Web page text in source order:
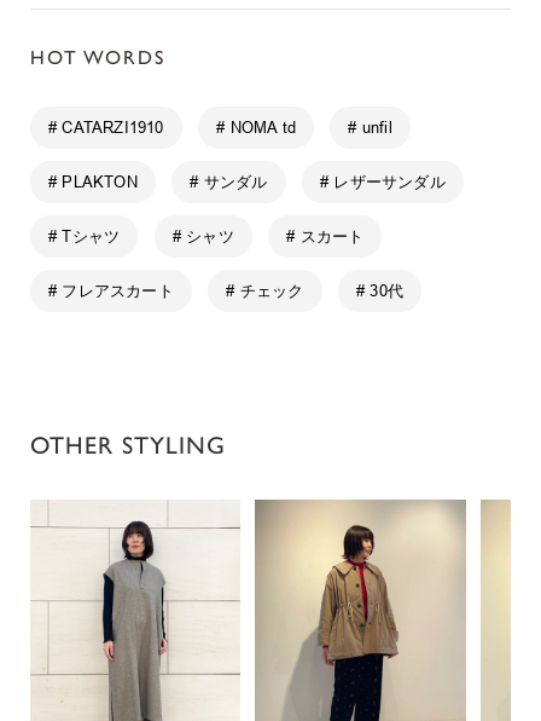
HOT WORDS
# CATARZI1910 # NOMA td # unfil
# PLAKTON # サンダル # レザーサンダル
# Tシャツ # シャツ # スカート
# フレアスカート # チェック # 30代
OTHER STYLING